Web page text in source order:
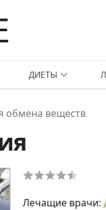
ДИЕТЫ
обмена веществ
Лечащие врачи: